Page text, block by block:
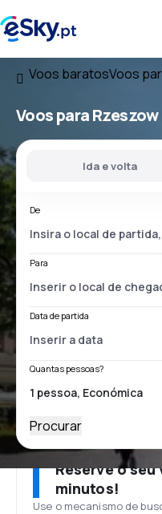
Voos baratosVoos
Voos para Rzeszow
Ida e volta
De
Para
Data de partida
Quantas pessoas?
Procurar
Reserve o
minutos!
Use o mecanismo de